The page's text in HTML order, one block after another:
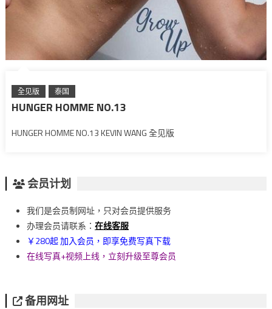
全见版 泰国
HUNGER HOMME NO.13
HUNGER HOMME NO.13 KEVIN WANG 全见版
会员计划
我们是会员制网址，只对会员提供服务
办理会员请联系： 在线客服
￥280起 加入会员，即享免费写真下载
在线写真+视频上线，立刻升级至尊会员
备用网址